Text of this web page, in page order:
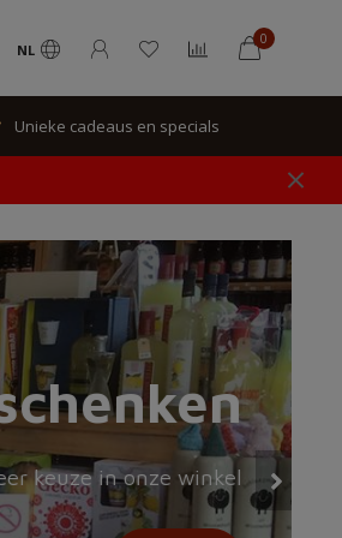
NL
0
verzending, alleen ophalen in winkel.
keuze in onze winkel